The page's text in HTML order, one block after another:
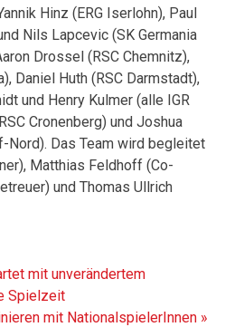
Hinz (ERG Iserlohn), Paul
Nils Lapcevic (SK Germania
Drossel (RSC Chemnitz),
Daniel Huth (RSC Darmstadt),
und Henry Kulmer (alle IGR
Cronenberg) und Joshua
Nord). Das Team wird begleitet
Matthias Feldhoff (Co-
und Thomas Ullrich
mit unverändertem
Spielzeit
mit NationalspielerInnen »